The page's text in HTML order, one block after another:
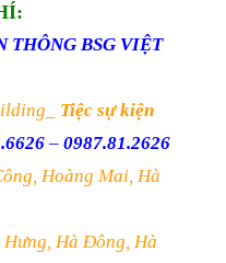
THÔNG BSG VIỆT
Tiệc sự kiện
– 0987.81.2626
Hoàng Mai, Hà
Hà Đông, Hà